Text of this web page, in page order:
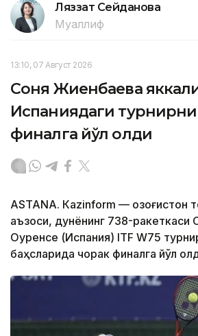
Ляззат Сейданова
Муаллиф
13:10, 07 Август 2026
Соня Жиенбаева
Испаниядаги
финалга йўл олди
ASTANА. Кazinform — Қозоғистон
аъзоси, дунёнинг 738-ракеткаси
Оуренсе (Испания) ITF W75
баҳсларида чорак финалга йўл